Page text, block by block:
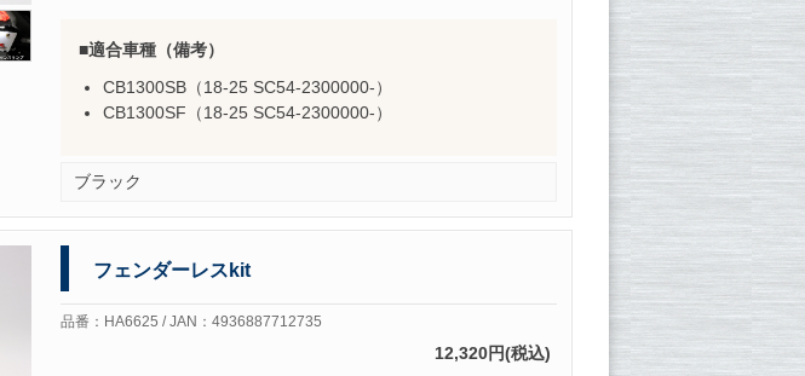
適合車種（備考）
CB1300SB（18-25 SC54-2300000-）
CB1300SF（18-25 SC54-2300000-）
ブラック
フェンダーレスkit
品番：HA6625 / JAN：4936887712735
12,320円(税込)